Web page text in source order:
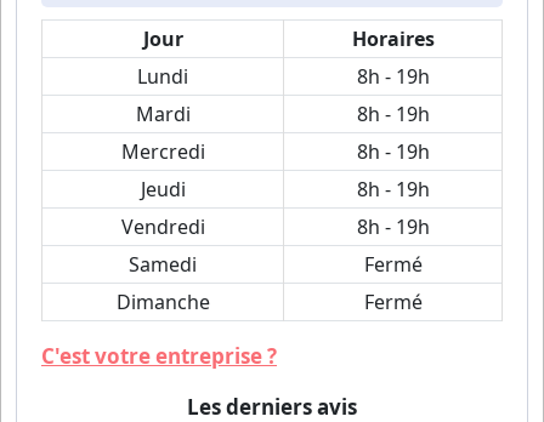
Jour
Horaires
Lundi
8h - 19h
Mardi
8h - 19h
Mercredi
8h - 19h
Jeudi
8h - 19h
Vendredi
8h - 19h
Samedi
Fermé
Dimanche
Fermé
C'est votre entreprise ?
Les derniers avis